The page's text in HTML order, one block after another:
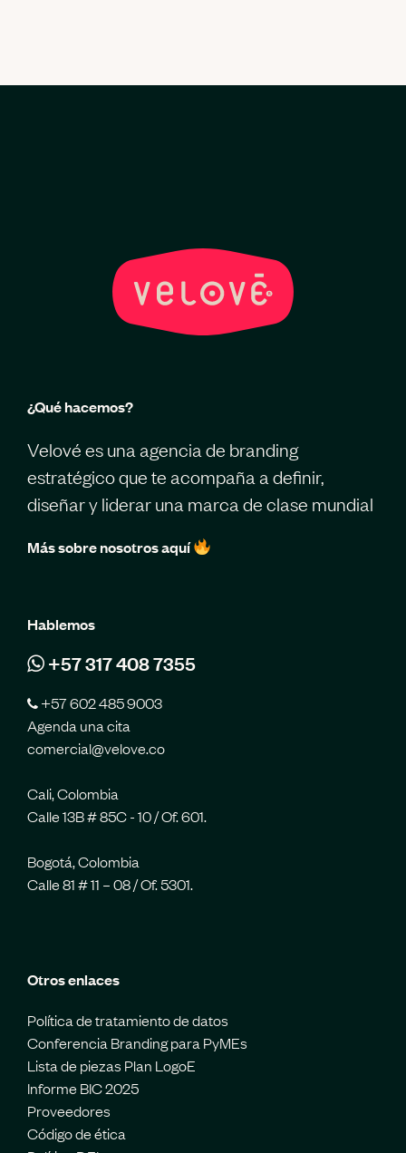
¿Qué hacemos?
Velové es una agencia de branding
estratégico que te acompaña a definir,
diseñar y liderar una marca de clase mundial
Más sobre nosotros aquí
Hablemos
+57 317 408 7355
+57 602 485 9003
Agenda una cita
comercial@velove.co
Cali, Colombia
Calle 13B # 85C - 10 / Of. 601.
Bogotá, Colombia
Calle 81 # 11 – 08 / Of. 5301.
Otros enlaces
Política de tratamiento de datos
Conferencia Branding para PyMEs
Lista de piezas Plan LogoE
Informe BIC 2025
Proveedores
Código de ética